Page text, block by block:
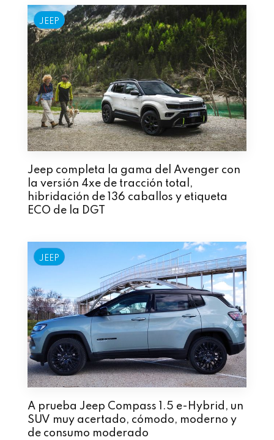
JEEP
Jeep completa la gama del Avenger con
la versión 4xe de tracción total,
hibridación de 136 caballos y etiqueta
ECO de la DGT
JEEP
A prueba Jeep Compass 1.5 e-Hybrid, un
SUV muy acertado, cómodo, moderno y
de consumo moderado